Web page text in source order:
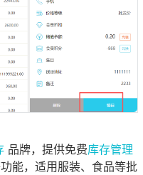
品牌，提供免费库存管理
能，适用服装、食品等批